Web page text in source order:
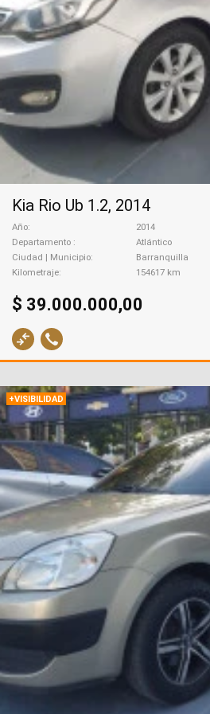
Kia Rio Ub 1.2, 2014
Año
2014
Departamento
Atlántico
Ciudad | Municipio
Barranquilla
Kilometraje
154617 km
$ 39.000.000,00
+VISIBILIDAD